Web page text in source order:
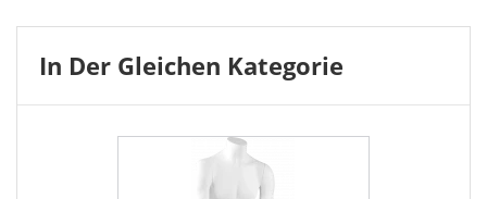
In Der Gleichen Kategorie